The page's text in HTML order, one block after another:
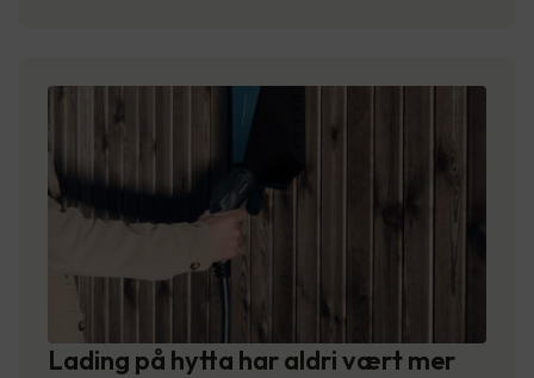
Lading på hytta har aldri vært mer